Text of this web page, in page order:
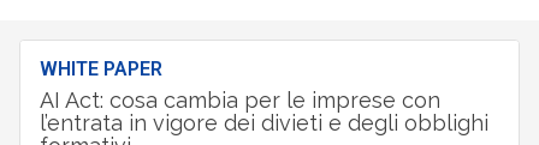
WHITE PAPER
AI Act: cosa cambia per le imprese con
l’entrata in vigore dei divieti e degli obblighi